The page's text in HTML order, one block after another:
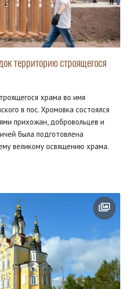
территорию строящегося
храма во имя
в пос. Хромовка состоялся
прихожан, добровольцев и
была подготовлена
великому освящению храма.